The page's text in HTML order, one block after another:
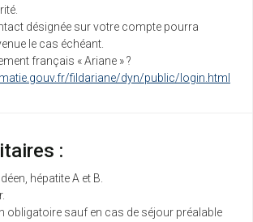
désignée sur v​​​otre compte pourra
le cas échéant.
français « Ariane » ?
fildariane/dyn/public/login.html
:
hépatite A et B.
obligatoire sauf en cas de séjour préalable